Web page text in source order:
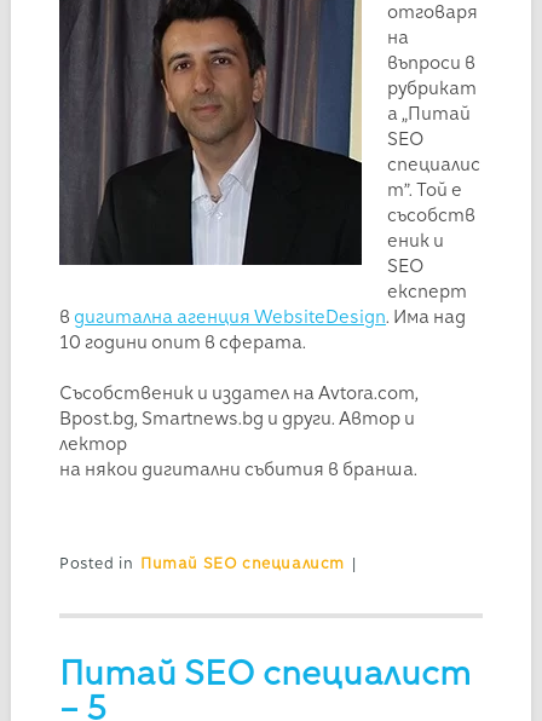
отговаря
на
въпроси в
рубрикат
а „Питай
SEO
специалис
т”. Той е
съсобств
еник и
SEO
експерт
в дигитална агенция WebsiteDesign. Има над
10 години опит в сферата.
Съсобственик и издател на Avtora.com,
Bpost.bg, Smartnews.bg и други. Автор и
лектор
на някои дигитални събития в бранша.
Posted in Питай SEO специалист |
Питай SEO специалист
– 5